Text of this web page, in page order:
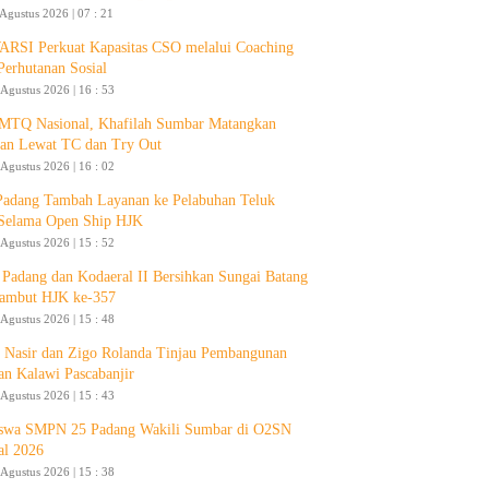
2026 | 07 : 21
Perkuat Kapasitas CSO melalui Coaching
Sosial
2026 | 16 : 53
Nasional, Khafilah Sumbar Matangkan
Lewat TC dan Try Out
2026 | 16 : 02
Tambah Layanan ke Pelabuhan Teluk
Open Ship HJK
2026 | 15 : 52
dan Kodaeral II Bersihkan Sungai Batang
HJK ke-357
2026 | 15 : 48
Nasir dan Zigo Rolanda Tinjau Pembangunan
Kalawi Pascabanjir
2026 | 15 : 43
SMPN 25 Padang Wakili Sumbar di O2SN
2026
2026 | 15 : 38